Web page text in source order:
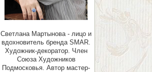
Светлана Мартынова - лицо и
вдохновитель бренда SMAR.
Художник-декоратор. Член
Союза Художников
Подмосковья. Автор мастер-